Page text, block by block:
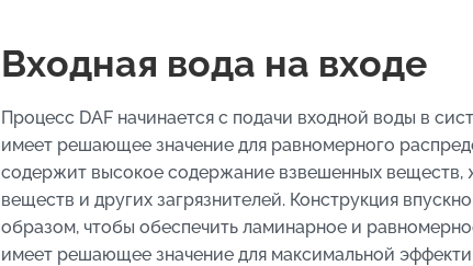
Входная вода на входе
Процесс DAF начинается с подачи входной воды в
имеет решающее значение для равномерного
содержит высокое содержание взвешенных веществ,
веществ и других загрязнителей. Конструкция
образом, чтобы обеспечить ламинарное и
имеет решающее значение для максимальной